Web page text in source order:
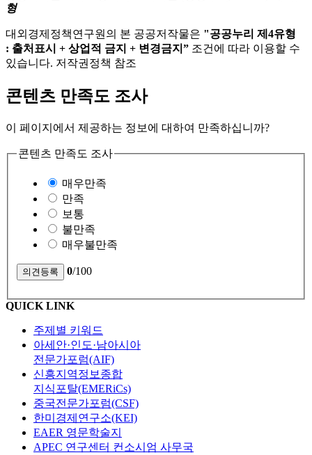
형
대외경제정책연구원의 본 공공저작물은 "공공누리 제4유형
: 출처표시 + 상업적 금지 + 변경금지” 조건에 따라 이용할 수
있습니다. 저작권정책 참조
콘텐츠 만족도 조사
이 페이지에서 제공하는 정보에 대하여 만족하십니까?
콘텐츠 만족도 조사
매우만족
만족
보통
불만족
매우불만족
0/100
QUICK LINK
주제별 키워드
아세안·인도·남아시아
전문가포럼(AIF)
신흥지역정보종합
지식포탈(EMERiCs)
중국전문가포럼(CSF)
한미경제연구소(KEI)
EAER 영문학술지
APEC 연구센터 컨소시엄 사무국